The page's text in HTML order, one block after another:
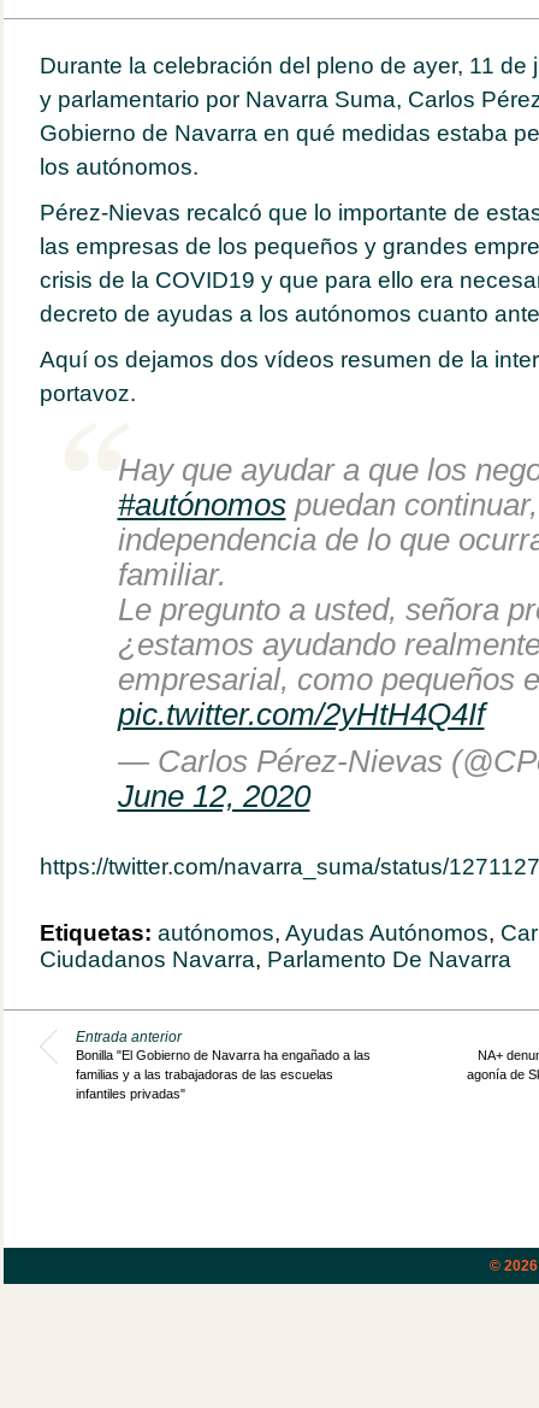
Durante la celebración del pleno de ayer, 11 de
y parlamentario por Navarra Suma, Carlos
Gobierno de Navarra en qué medidas estaba
los autónomos.
Pérez-Nievas recalcó que lo importante de
las empresas de los pequeños y grandes
crisis de la COVID19 y que para ello era
decreto de ayudas a los autónomos cuanto
Aquí os dejamos dos vídeos resumen de la
portavoz.
Hay que ayudar a que los
#autónomospuedan
independencia de lo que
familiar.
Le pregunto a usted, señora
¿estamos ayudando
empresarial, como pequeños
pic.twitter.com/2yHtH4Q4If
— Carlos Pérez-Nievas
June 12, 2020
https://twitter.com/navarra_suma/status/
Etiquetas: autónomos, Ayudas Autónomos,
Ciudadanos Navarra, Parlamento De Navarra
Entrada anterior
Bonilla "El Gobierno de Navarra ha engañado a las
familias y a las trabajadoras de las escuelas
infantiles privadas"
NA+
agonía de
©